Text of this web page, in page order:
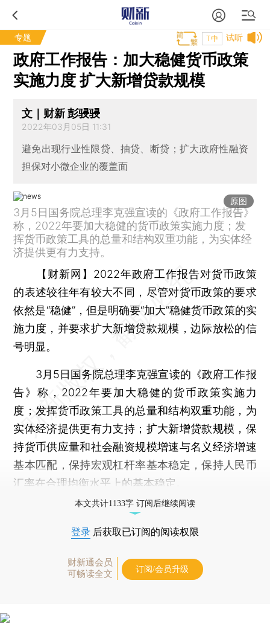
专题 试听
T中
政府工作报告：加大稳健货币政策
实施力度 扩大新增贷款规模
文｜财新 彭骎骎
2022年03月05日 11:31
避免出现行业性限贷、抽贷、断贷；扩大政府性融资
担保对小微企业的覆盖面
原图
3月5日国务院总理李克强宣读的《政府工作报告》
称，2022年要加大稳健的货币政策实施力度；发
挥货币政策工具的总量和结构双重功能，为实体经
济提供更有力支持。
【财新网】 2022年政府工作报告对货币政策
的表述较往年有较大不同，尽管对货币政策的要求
依然是“稳健”，但是明确要“加大”稳健货币政策的实
施力度，并要求扩大新增贷款规模，边际放松的信
号明显。
3月5日国务院总理李克强宣读的《政府工作报
告》称，2022年要加大稳健的货币政策实施力
度；发挥货币政策工具的总量和结构双重功能，为
实体经济提供更有力支持；扩大新增贷款规模，保
持货币供应量和社会融资规模增速与名义经济增速
基本匹配，保持宏观杠杆率基本稳定，保持人民币
汇率在合理均衡水平上的基本稳定。
本文共计1133字 订阅后继续阅读
登录 后获取已订阅的阅读权限
财新通会员
可畅读全文
订阅/会员升级